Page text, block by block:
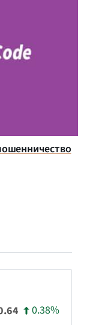
0.38%